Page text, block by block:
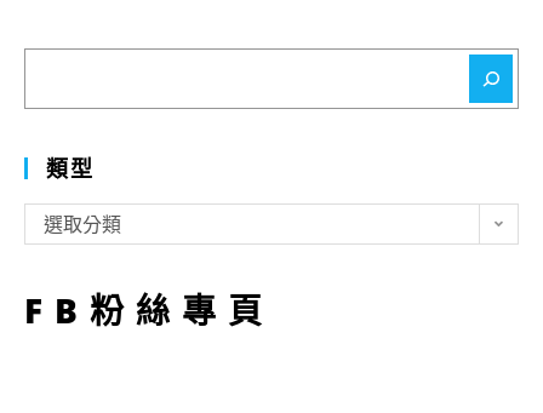
類型
型
選取分類
FB粉絲專頁